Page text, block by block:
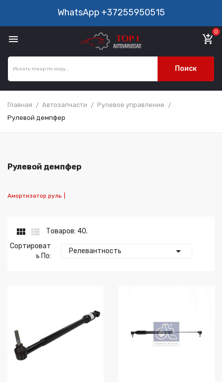
WhatsApp +37255950515
 add_shopping_cart
0
Поиск
Главная Автозапчасти
Рулевое управление
Рулевой демпфер
Рулевой демпфер
Амортизатор руль
 
Товаров: 40.
Сортироват
Ь По:
Релевантность 